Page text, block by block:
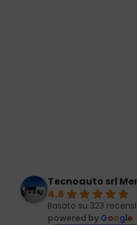
Tecnoauto srl
4.8
Basato su 323
powered by Google